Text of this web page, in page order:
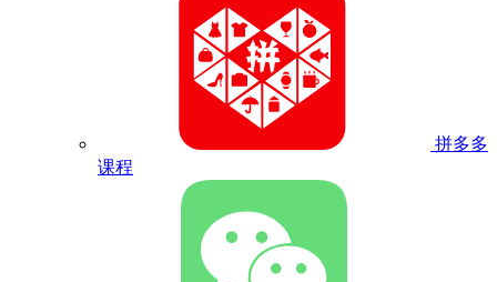
拼多多
课程